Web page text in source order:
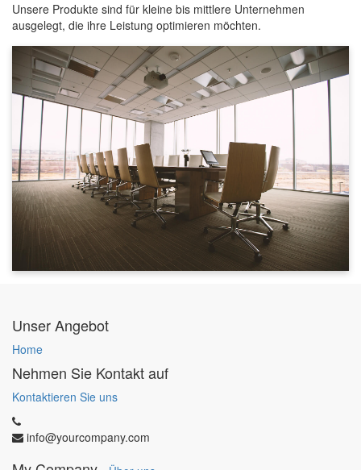
Unsere Produkte sind für kleine bis mittlere Unternehmen
ausgelegt, die ihre Leistung optimieren möchten.
Unser Angebot
Home
Nehmen Sie Kontakt auf
Kontaktieren Sie uns
info@yourcompany.com